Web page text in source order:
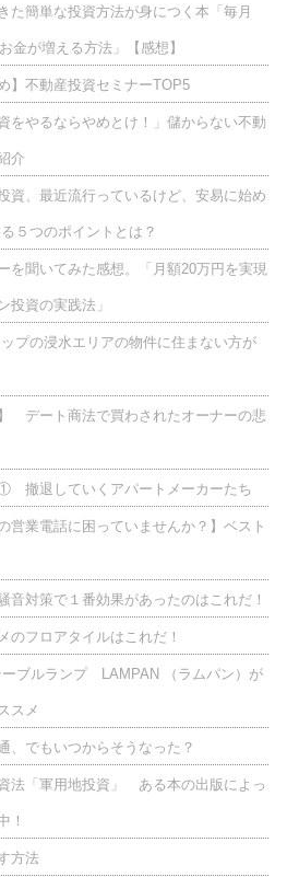
た簡単な投資方法が身につく本「毎月
金が増える方法」【感想】
】不動産投資セミナーTOP5
をやるならやめとけ！」儲からない不動
介
資、最近流行っているけど、安易に始め
５つのポイントとは？
を聞いてみた感想。「月額20万円を実現
投資の実践法」
プの浸水エリアの物件に住まない方が
】 デート商法で買わされたオーナーの悲
撤退していくアパートメーカーたち
営業電話に困っていませんか？】ベスト
音対策で１番効果があったのはこれだ！
のフロアタイルはこれだ！
ーブルランプ LAMPAN （ラムパン）が
スメ
、でもいつからそうなった？
法「軍用地投資」 ある本の出版によっ
！
方法